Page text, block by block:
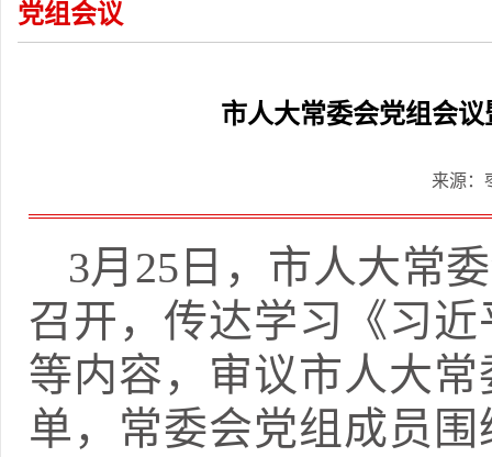
党组会议
市人大常委会党组会
来源：
3月25日，市人大常
召开，传达学习《习
等内容，审议市人大
单，常委会党组成员